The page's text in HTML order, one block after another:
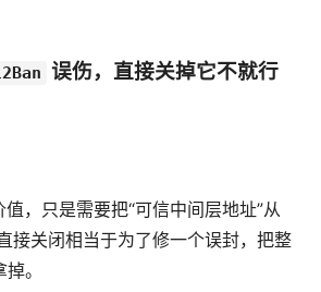
误伤，直接关掉它不就行
，只是需要把“可信中间层地址”从
接关闭相当于为了修一个误封，把整
。